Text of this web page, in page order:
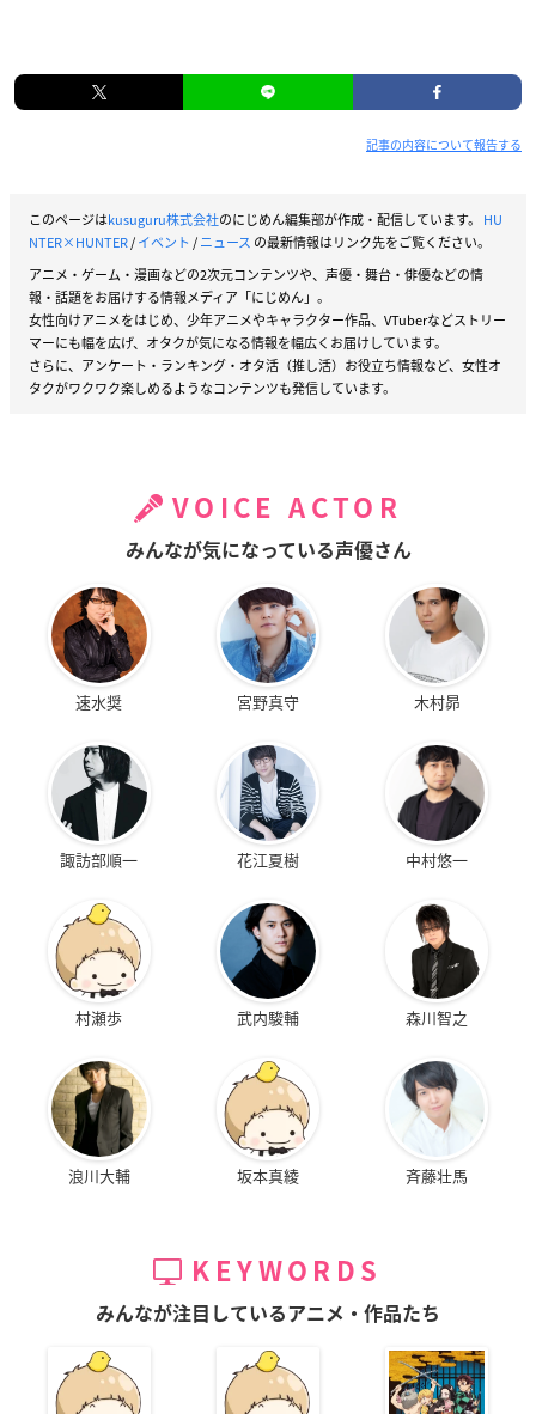
記事の内容について報告する
このページはkusuguru株式会社のにじめん編集部が作成・配信しています。 HU
NTER×HUNTER/イベント /ニュース の最新情報はリンク先をご覧ください。
アニメ・ゲーム・漫画などの2次元コンテンツや、声優・舞台・俳優などの情
報・話題をお届けする情報メディア「にじめん」。
女性向けアニメをはじめ、少年アニメやキャラクター作品、VTuberなどストリー
マーにも幅を広げ、オタクが気になる情報を幅広くお届けしています。
さらに、アンケート・ランキング・オタ活（推し活）お役立ち情報など、女性オ
タクがワクワク楽しめるようなコンテンツも発信しています。
VOICE ACTOR
みんなが気になっている声優さん
速水奨 宮野真守 木村昴
諏訪部順一 花江夏樹 中村悠一
村瀬歩 武内駿輔 森川智之
浪川大輔 坂本真綾 斉藤壮馬
KEYWORDS
みんなが注目しているアニメ・作品たち